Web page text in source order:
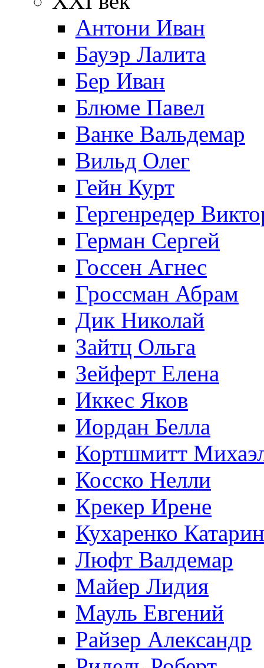
Антони Иван
Бауэр Лалита
Бер Иван
Блюме Павел
Ванке Вальдемар
Вильд Олег
Гейн Курт
Гергенредер
Герман Сергей
Госсен Агнес
Гроссман Абрам
Дик Николай
Зайтц Ольга
Зейферт Елена
Иккес Яков
Иордан Белла
Кортшмитт
Косско Нелли
Крекер Ирене
Кухаренко
Люфт Валдемaр
Майер Лидия
Мауль Евгений
Райзер Александр